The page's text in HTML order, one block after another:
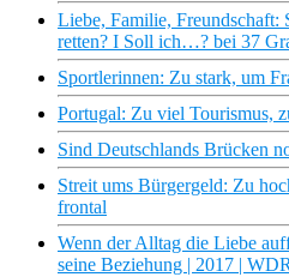
Liebe, Familie, Freundschaft:
retten? I Soll ich…? bei 37
Sportlerinnen: Zu stark, um
Portugal: Zu viel Tourismus,
Sind Deutschlands Brücken
Streit ums Bürgergeld: Zu
frontal
Wenn der Alltag die Liebe
seine Beziehung | 2017 |